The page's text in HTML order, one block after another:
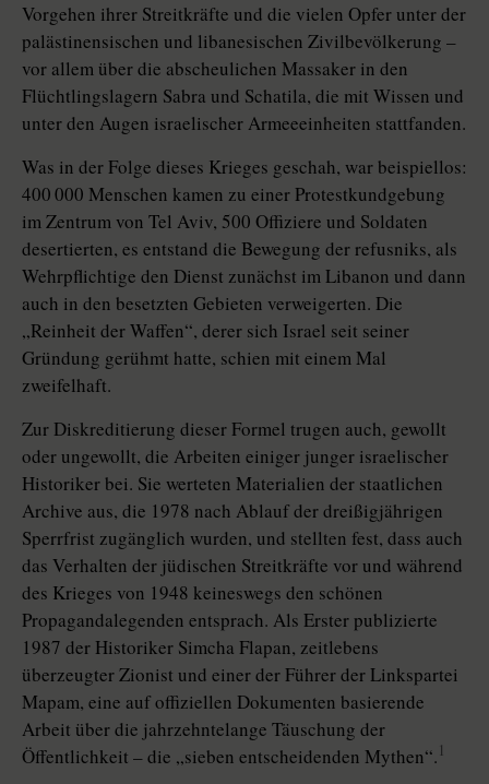
Vorgehen ihrer Streitkräfte und die vielen Opfer unter der
palästinensischen und libanesischen Zivilbevölkerung –
vor allem über die abscheulichen Massaker in den
Flüchtlingslagern Sabra und Schatila, die mit Wissen und
unter den Augen israelischer Armeeeinheiten stattfanden.
Was in der Folge dieses Krieges geschah, war beispiellos:
400 000 Menschen kamen zu einer Protestkundgebung
im Zentrum von Tel Aviv, 500 Offiziere und Soldaten
desertierten, es entstand die Bewegung der refusniks, als
Wehrpflichtige den Dienst zunächst im Libanon und dann
auch in den besetzten Gebieten verweigerten. Die
„Reinheit der Waffen“, derer sich Israel seit seiner
Gründung gerühmt hatte, schien mit einem Mal
zweifelhaft.
Zur Diskreditierung dieser Formel trugen auch, gewollt
oder ungewollt, die Arbeiten einiger junger israelischer
Historiker bei. Sie werteten Materialien der staatlichen
Archive aus, die 1978 nach Ablauf der dreißigjährigen
Sperrfrist zugänglich wurden, und stellten fest, dass auch
das Verhalten der jüdischen Streitkräfte vor und während
des Krieges von 1948 keineswegs den schönen
Propagandalegenden entsprach. Als Erster publizierte
1987 der Historiker Simcha Flapan, zeitlebens
überzeugter Zionist und einer der Führer der Linkspartei
Mapam, eine auf offiziellen Dokumenten basierende
Arbeit über die jahrzehntelange Täuschung der
Öffentlichkeit – die „sieben entscheidenden Mythen“. 1